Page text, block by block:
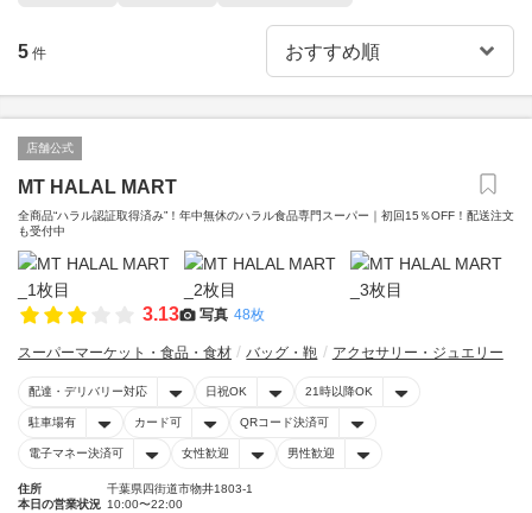
5 件
店舗公式
MT HALAL MART
全商品“ハラル認証取得済み”！年中無休のハラル食品専門スーパー｜初回15％OFF！配送注文
も受付中
3.13 写真 48枚
スーパーマーケット・食品・食材 バッグ・鞄 アクセサリー・ジュエリー
配達・デリバリー対応 日祝OK 21時以降OK
駐車場有 カード可 QRコード決済可
電子マネー決済可 女性歓迎 男性歓迎
住所
千葉県四街道市物井1803-1
本日の営業状況 10:00〜22:00